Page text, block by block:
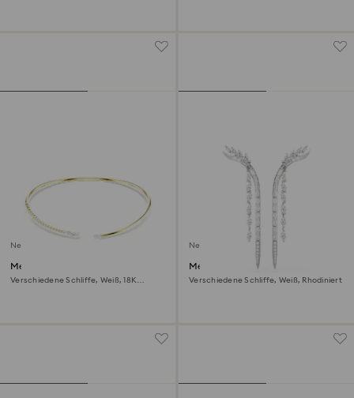
Neu
Mesmera Halsband
Verschiedene Schliffe, Weiß, 18K
Neu
Mesmera Ohrringe
Verschiedene Schliffe, Weiß, Rhodiniert